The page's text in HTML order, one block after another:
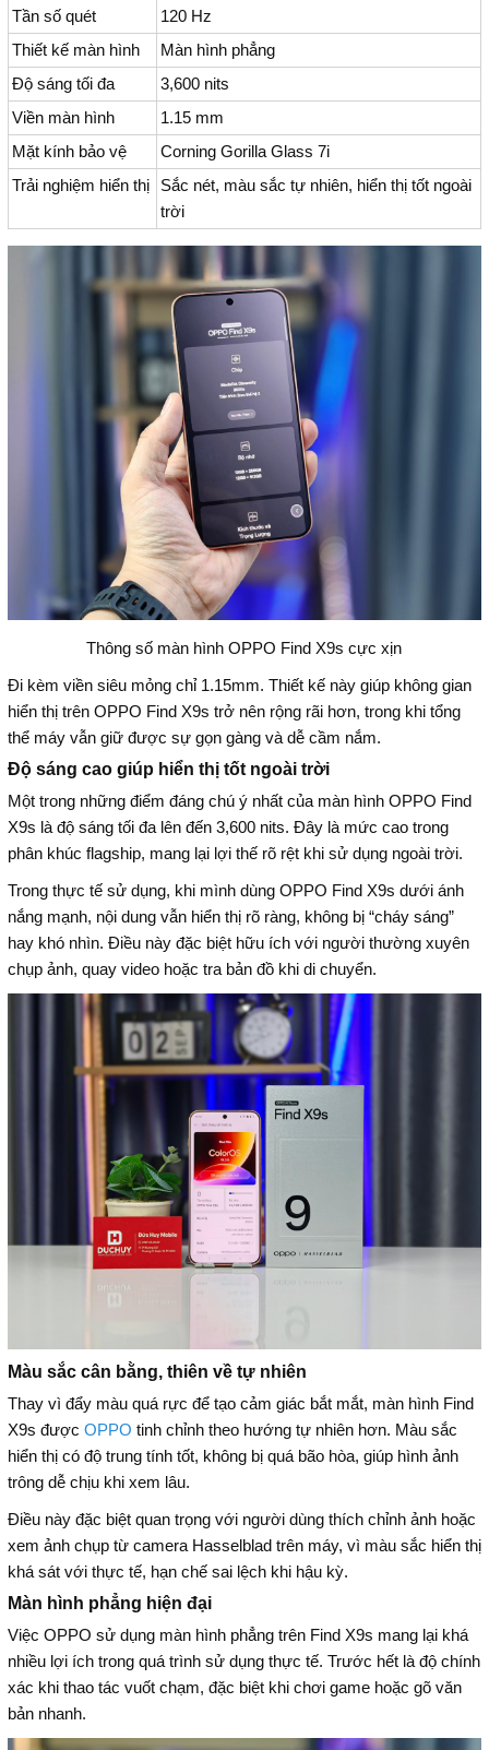
Tần số quét
120 Hz
Thiết kế màn hình
Màn hình phẳng
Độ sáng tối đa
3,600 nits
Viền màn hình
1.15 mm
Mặt kính bảo vệ
Corning Gorilla Glass 7i
Trải nghiệm hiển thị
Sắc nét, màu sắc tự nhiên, hiển thị tốt ngoài
trời
Thông số màn hình OPPO Find X9s cực xịn
Đi kèm viền siêu mỏng chỉ 1.15mm. Thiết kế này giúp không gian
hiển thị trên OPPO Find X9s trở nên rộng rãi hơn, trong khi tổng
thể máy vẫn giữ được sự gọn gàng và dễ cầm nắm.
Độ sáng cao giúp hiển thị tốt ngoài trời
Một trong những điểm đáng chú ý nhất của màn hình OPPO Find
X9s là độ sáng tối đa lên đến 3,600 nits. Đây là mức cao trong
phân khúc flagship, mang lại lợi thế rõ rệt khi sử dụng ngoài trời.
Trong thực tế sử dụng, khi mình dùng OPPO Find X9s dưới ánh
nắng mạnh, nội dung vẫn hiển thị rõ ràng, không bị “cháy sáng”
hay khó nhìn. Điều này đặc biệt hữu ích với người thường xuyên
chụp ảnh, quay video hoặc tra bản đồ khi di chuyển.
Màu sắc cân bằng, thiên về tự nhiên
Thay vì đẩy màu quá rực để tạo cảm giác bắt mắt, màn hình Find
X9s được OPPO tinh chỉnh theo hướng tự nhiên hơn. Màu sắc
hiển thị có độ trung tính tốt, không bị quá bão hòa, giúp hình ảnh
trông dễ chịu khi xem lâu.
Điều này đặc biệt quan trọng với người dùng thích chỉnh ảnh hoặc
xem ảnh chụp từ camera Hasselblad trên máy, vì màu sắc hiển thị
khá sát với thực tế, hạn chế sai lệch khi hậu kỳ.
Màn hình phẳng hiện đại
Việc OPPO sử dụng màn hình phẳng trên Find X9s mang lại khá
nhiều lợi ích trong quá trình sử dụng thực tế. Trước hết là độ chính
xác khi thao tác vuốt chạm, đặc biệt khi chơi game hoặc gõ văn
bản nhanh.